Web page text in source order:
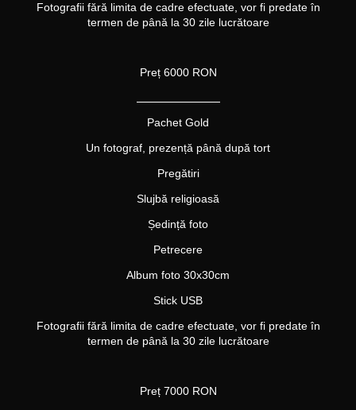
Fotografii fără limita de cadre efectuate, vor fi predate în
termen de până la 30 zile lucrătoare
Preț 6000 RON
Pachet Gold
Un fotograf, prezență până după tort
Pregătiri
Slujbă religioasă
Ședință foto
Petrecere
Album foto 30x30cm
Stick USB
Fotografii fără limita de cadre efectuate, vor fi predate în
termen de până la 30 zile lucrătoare
Preț 7000 RON